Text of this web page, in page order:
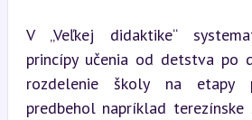
V „Veľkej didaktike“
princípy učenia od detstva po
rozdelenie školy na etapy
predbehol napríklad